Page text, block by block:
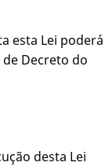
esta Lei poderá
Decreto do
desta Lei